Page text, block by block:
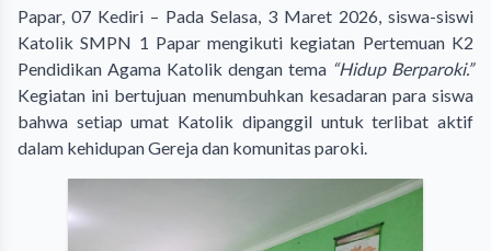
Papar, 07 Kediri – Pada Selasa, 3 Maret 2026, siswa-siswi
Katolik SMPN 1 Papar mengikuti kegiatan Pertemuan K2
Pendidikan Agama Katolik dengan tema “Hidup Berparoki.”
Kegiatan ini bertujuan menumbuhkan kesadaran para siswa
bahwa setiap umat Katolik dipanggil untuk terlibat aktif
dalam kehidupan Gereja dan komunitas paroki.